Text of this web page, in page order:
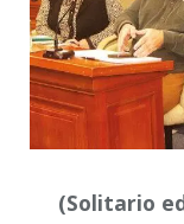
(Solitario